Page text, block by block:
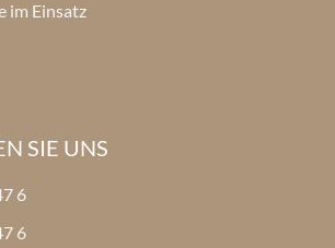
im Einsatz
SIE UNS
6
6